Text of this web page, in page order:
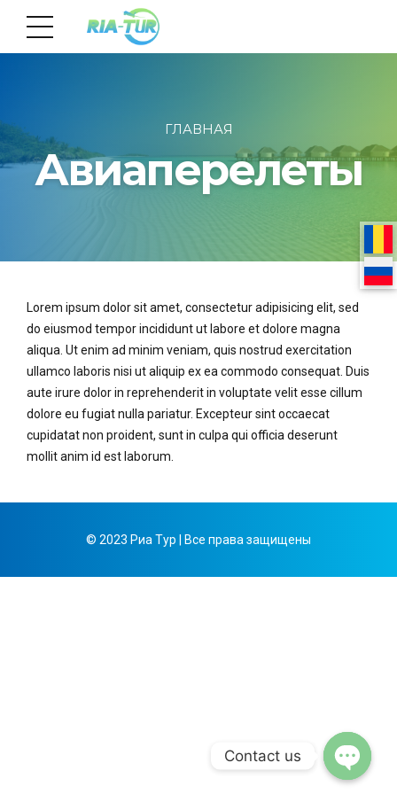
ГЛАВНАЯ
Авиаперелеты
Lorem ipsum dolor sit amet, consectetur adipisicing elit, sed
do eiusmod tempor incididunt ut labore et dolore magna
aliqua. Ut enim ad minim veniam, quis nostrud exercitation
ullamco laboris nisi ut aliquip ex ea commodo consequat. Duis
aute irure dolor in reprehenderit in voluptate velit esse cillum
dolore eu fugiat nulla pariatur. Excepteur sint occaecat
cupidatat non proident, sunt in culpa qui officia deserunt
mollit anim id est laborum.
© 2023 Риа Тур | Все права защищены
Contact us